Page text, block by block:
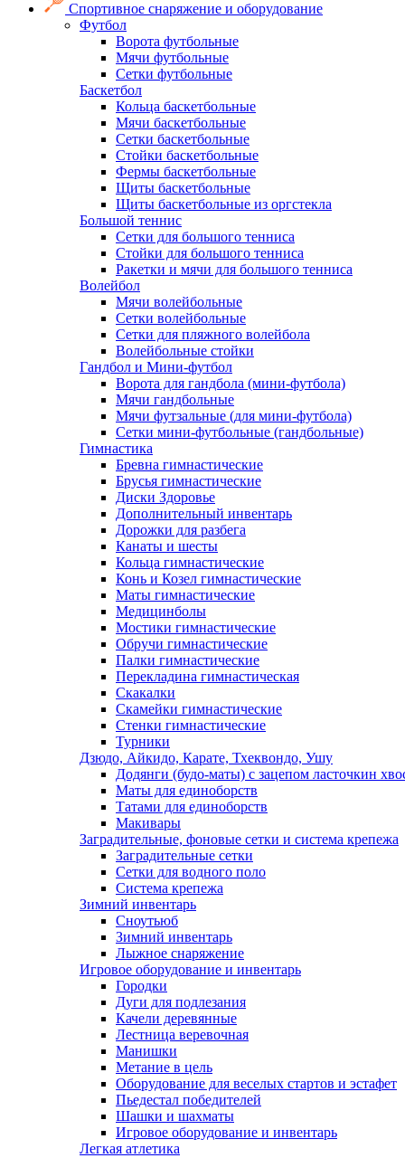
Спортивное снаряжение и оборудование
Футбол
Ворота футбольные
Мячи футбольные
Сетки футбольные
Баскетбол
Кольца баскетбольные
Мячи баскетбольные
Сетки баскетбольные
Стойки баскетбольные
Фермы баскетбольные
Щиты баскетбольные
Щиты баскетбольные из оргстекла
Большой теннис
Сетки для большого тенниса
Стойки для большого тенниса
Ракетки и мячи для большого тенниса
Волейбол
Мячи волейбольные
Сетки волейбольные
Сетки для пляжного волейбола
Волейбольные стойки
Гандбол и Мини-футбол
Ворота для гандбола (мини-футбола)
Мячи гандбольные
Мячи футзальные (для мини-футбола)
Сетки мини-футбольные (гандбольные)
Гимнастика
Бревна гимнастические
Брусья гимнастические
Диски Здоровье
Дополнительный инвентарь
Дорожки для разбега
Канаты и шесты
Кольца гимнастические
Конь и Козел гимнастические
Маты гимнастические
Медицинболы
Мостики гимнастические
Обручи гимнастические
Палки гимнастические
Перекладина гимнастическая
Скакалки
Скамейки гимнастические
Стенки гимнастические
Турники
Дзюдо, Айкидо, Карате, Тхеквондо, Ушу
Додянги (будо-маты) с зацепом ласточкин
Маты для единоборств
Татами для единоборств
Макивары
Заградительные, фоновые сетки и система крепежа
Заградительные сетки
Сетки для водного поло
Система крепежа
Зимний инвентарь
Сноутьюб
Зимний инвентарь
Лыжное снаряжение
Игровое оборудование и инвентарь
Городки
Дуги для подлезания
Качели деревянные
Лестница веревочная
Манишки
Метание в цель
Оборудование для веселых стартов и эстафет
Пьедестал победителей
Шашки и шахматы
Игровое оборудование и инвентарь
Легкая атлетика